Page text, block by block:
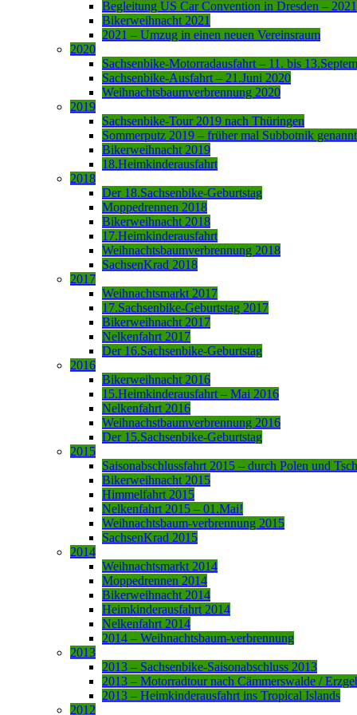
Begleitung US Car Convention in Dresden – 2021
Bikerweihnacht 2021
2021 – Umzug in einen neuen Vereinsraum
2020
Sachsenbike-Motorradausfahrt – 11. bis
Sachsenbike-Ausfahrt – 21.Juni 2020
Weihnachtsbaumverbrennung 2020
2019
Sachsenbike-Tour 2019 nach Thüringen
Sommerputz 2019 – früher mal Subbotnik genannt
Bikerweihnacht 2019
18.Heimkinderausfahrt
2018
Der 18.Sachsenbike-Geburtstag
Moppedrennen 2018
Bikerweihnacht 2018
17.Heimkinderausfahrt
Weihnachtsbaumverbrennung 2018
SachsenKrad 2018
2017
Weihnachtsmarkt 2017
17.Sachsenbike-Geburtstag 2017
Bikerweihnacht 2017
Nelkenfahrt 2017
Der 16.Sachsenbike-Geburtstag
2016
Bikerweihnacht 2016
15.Heimkinderausfahrt – Mai 2016
Nelkenfahrt 2016
Weihnachstbaumverbrennung 2016
Der 15.Sachsenbike-Geburtstag
2015
Saisonabschlussfahrt 2015 – durch Polen und
Bikerweihnacht 2015
Himmelfahrt 2015
Nelkenfahrt 2015 – 01.Mai!
Weihnachtsbaum-verbrennung 2015
SachsenKrad 2015
2014
Weihnachtsmarkt 2014
Moppedrennen 2014
Bikerweihnacht 2014
Heimkinderausfahrt 2014
Nelkenfahrt 2014
2014 – Weihnachtsbaum-verbrennung
2013
2013 – Sachsenbike-Saisonabschluss 2013
2013 – Motorradtour nach Cämmerswalde /
2013 – Heimkinderausfahrt ins Tropical Islands
2012